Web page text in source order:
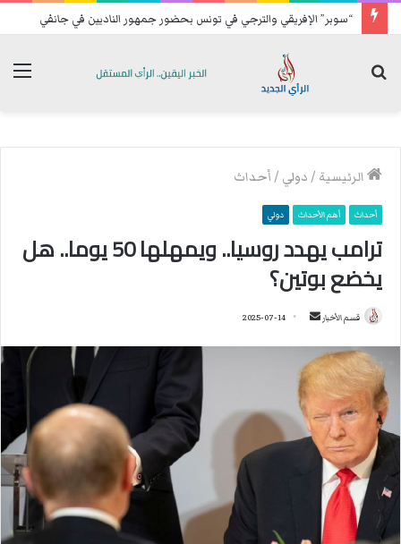
“سوبر” الإفريقي والترجي في تونس بحضور جمهور الناديين في جانفي
الرئيسية /دولي /أحداث
أحداث أهم الأحداث دولي
ترامب يهدد روسيا.. ويمهلها 50 يوما.. هل
يخضع بوتين؟
قسم الأخبار
س
ل
ب
ر
2025-07-14